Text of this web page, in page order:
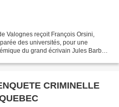
Valognes reçoit François Orsini,
des universités, pour une
du grand écrivain Jules Barbey
CRIMINELLE